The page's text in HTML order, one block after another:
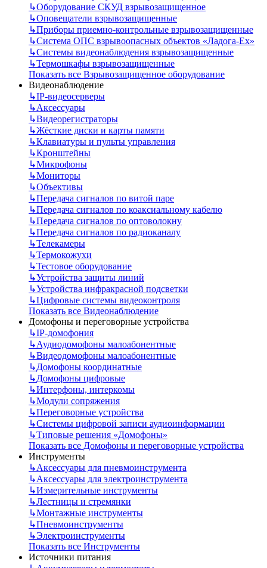
↳Оборудование СКУД взрывозащищенное
↳Оповещатели взрывозащищенные
↳Приборы приемно-контрольные взрывозащищенные
↳Система ОПС взрывоопасных объектов «Ладога-Ex»
↳Системы видеонаблюдения взрывозащищенные
↳Термошкафы взрывозащищенные
Показать все Взрывозащищенное оборудование
Видеонаблюдение
↳IP-видеосерверы
↳Аксессуары
↳Видеорегистраторы
↳Жёсткие диски и карты памяти
↳Клавиатуры и пульты управления
↳Кронштейны
↳Микрофоны
↳Мониторы
↳Объективы
↳Передача сигналов по витой паре
↳Передача сигналов по коаксиальному кабелю
↳Передача сигналов по оптоволокну
↳Передача сигналов по радиоканалу
↳Телекамеры
↳Термокожухи
↳Тестовое оборудование
↳Устройства защиты линий
↳Устройства инфракрасной подсветки
↳Цифровые системы видеоконтроля
Показать все Видеонаблюдение
Домофоны и переговорные устройства
↳IP-домофония
↳Аудиодомофоны малоабонентные
↳Видеодомофоны малоабонентные
↳Домофоны координатные
↳Домофоны цифровые
↳Интерфоны, интеркомы
↳Модули сопряжения
↳Переговорные устройства
↳Системы цифровой записи аудиоинформации
↳Типовые решения «Домофоны»
Показать все Домофоны и переговорные устройства
Инструменты
↳Аксессуары для пневмоинструмента
↳Аксессуары для электроинструмента
↳Измерительные инструменты
↳Лестницы и стремянки
↳Монтажные инструменты
↳Пневмоинструменты
↳Электроинструменты
Показать все Инструменты
Источники питания